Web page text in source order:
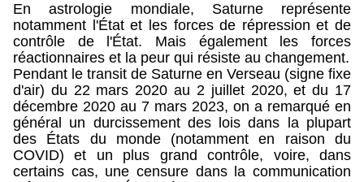
En astrologie mondiale, Saturne représente
notamment l'État et les forces de répression et de
contrôle de l'État. Mais également les forces
réactionnaires et la peur qui résiste au changement.
Pendant le transit de Saturne en Verseau (signe fixe
d'air) du 22 mars 2020 au 2 juillet 2020, et du 17
décembre 2020 au 7 mars 2023, on a remarqué en
général un durcissement des lois dans la plupart
des États du monde (notamment en raison du
COVID) et un plus grand contrôle, voire, dans
certains cas, une censure dans la communication